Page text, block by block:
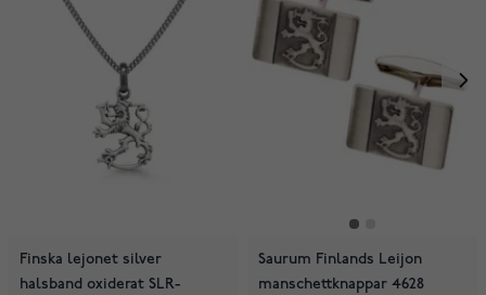
Finska lejonet silver
halsband oxiderat SLR-
Saurum Finlands Leijon
manschettknappar 4628